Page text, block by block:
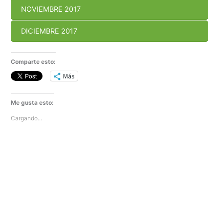
NOVIEMBRE 2017
DICIEMBRE 2017
Comparte esto:
Más
Me gusta esto:
Cargando...